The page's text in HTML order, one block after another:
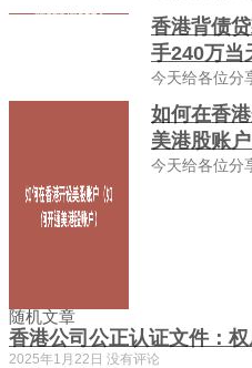
香港背债
手240万当
今天给各位分
如何在香
美港股账户
今天给各位分
随机文章
香港公司公正认证文件：
2025年1月22日 没有评论